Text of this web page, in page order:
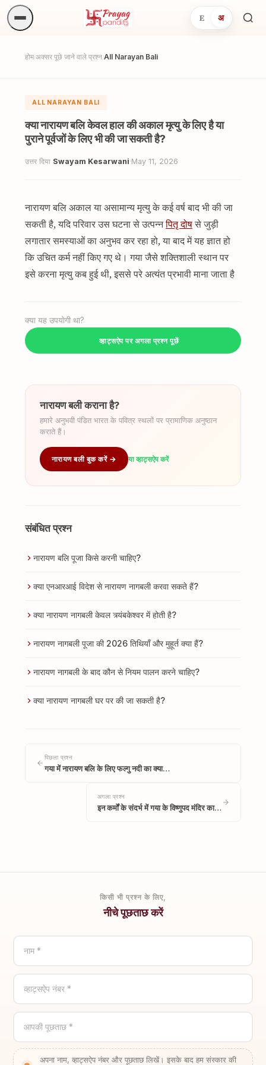
E अ
होम/अक्सर पूछे जाने वाले प्रश्न/All Narayan Bali
ALL NARAYAN BALI
क्या नारायण बलि केवल हाल की अकाल मृत्यु के लिए है या
पुराने पूर्वजों के लिए भी की जा सकती है?
उत्तर दिया Swayam Kesarwani·May 11, 2026
नारायण बलि अकाल या असामान्य मृत्यु के कई वर्ष बाद भी की जा
सकती है, यदि परिवार उस घटना से उत्पन्नपितृ दोषसे जुड़ी
लगातार समस्याओं का अनुभव कर रहा हो, या बाद में यह ज्ञात हो
कि उचित कर्म नहीं किए गए थे। गया जैसे शक्तिशाली स्थान पर
इसे करना मृत्यु कब हुई थी, इससे परे अत्यंत प्रभावी माना जाता है
क्या यह उपयोगी था?
व्हाट्सऐप पर अगला प्रश्न पूछें
नारायण बली कराना है?
हमारे अनुभवी पंडित भारत के पवित्र स्थलों पर प्रामाणिक अनुष्ठान
कराते हैं।
नारायण बली बुक करें → या व्हाट्सऐप करें
संबंधित प्रश्न
नारायण बलि पूजा किसे करनी चाहिए?
क्या एनआरआई विदेश से नारायण नागबली करवा सकते हैं?
क्या नारायण नागबली केवल त्र्यंबकेश्वर में होती है?
नारायण नागबली पूजा की 2026 तिथियाँ और मुहूर्त क्या हैं?
नारायण नागबली के बाद कौन से नियम पालन करने चाहिए?
क्या नारायण नागबली घर पर की जा सकती है?
पिछला प्रश्न
गया में नारायण बलि के लिए फल्गु नदी का क्या…
अगला प्रश्न
इन कर्मों के संदर्भ में गया के विष्णुपद मंदिर का…
किसी भी प्रश्न के लिए,
नीचे पूछताछ करें
नाम *
व्हाट्सऐप नंबर *
आपकी पूछताछ *
अपना नाम, व्हाट्सऐप नंबर और पूछताछ लिखें। इसके बाद हम संस्कार की